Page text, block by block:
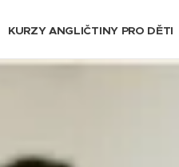
KURZY ANGLIČTINY PRO DĚTI